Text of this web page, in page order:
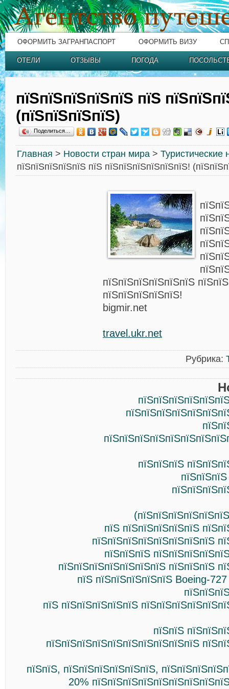
ОФОРМИТЬ ЗАГРАНПАСПОРТ ОФОРМИТЬ ВИЗУ
ОТЕЛИ ОТЗЫВЫ ПОГОДА
пїЅпїЅпїЅпїЅпїЅ пїЅ
(пїЅпїЅпїЅпїЅ)
Поделиться…
Главная > Новости стран мира > Туристические
пїЅпїЅпїЅпїЅпїЅ пїЅ пїЅпїЅпїЅпїЅпїЅпїЅ!
пїЅпїЅпїЅпїЅпїЅпїЅ
пїЅпїЅпїЅпїЅпїЅ!
bigmir.net
travel.ukr.net
Рубрика:
пїЅпїЅпїЅ
пїЅ пїЅпїЅпїЅпїЅпїЅ
пїЅпїЅпїЅпїЅпїЅпїЅпїЅпїЅ
пїЅпїЅпїЅ
пїЅпїЅпїЅпїЅпїЅпїЅпїЅ пїЅпїЅпїЅ
пїЅ пїЅпїЅпїЅпїЅпїЅ Boeing-
пїЅ пїЅпїЅпїЅпїЅпїЅ
пїЅпїЅ
пїЅпїЅпїЅпїЅпїЅпїЅпїЅпїЅпїЅпїЅ
пїЅпїЅ, пїЅпїЅпїЅпїЅпїЅпїЅ,
20%